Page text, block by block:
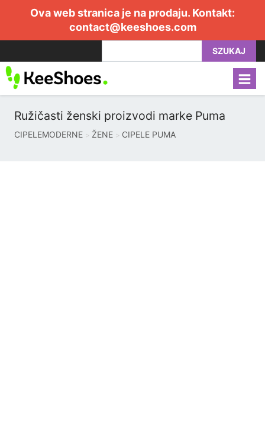
Ova web stranica je na prodaju. Kontakt:
contact@keeshoes.com
SZUKAJ
Ružičasti ženski proizvodi marke Puma
CIPELEMODERNE ŽENE CIPELE PUMA